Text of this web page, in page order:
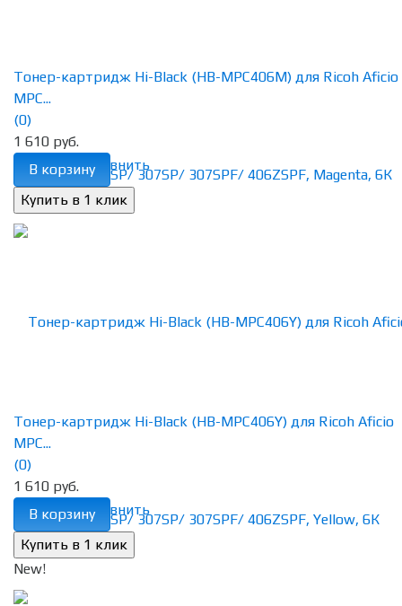
избранное сравнить
Тонер-картридж Hi-Black (HB-MPC406M) для Ricoh Aficio
MPC...
(0)
1 610 руб.
В корзину
избранное сравнить
Тонер-картридж Hi-Black (HB-MPC406Y) для Ricoh Aficio
MPC...
(0)
1 610 руб.
В корзину
New!